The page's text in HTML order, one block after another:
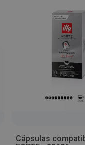
Cápsulas